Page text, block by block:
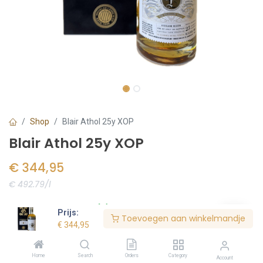
Prijs:
€ 344,95
Toevoegen aan winkelmandje
Home Search Orders Category Account
Shop Blair Athol 25y XOP
Blair Athol 25y XOP
€ 344,95
€ 492.79/l
Voorraad:1stuk(s)
Bestel nu